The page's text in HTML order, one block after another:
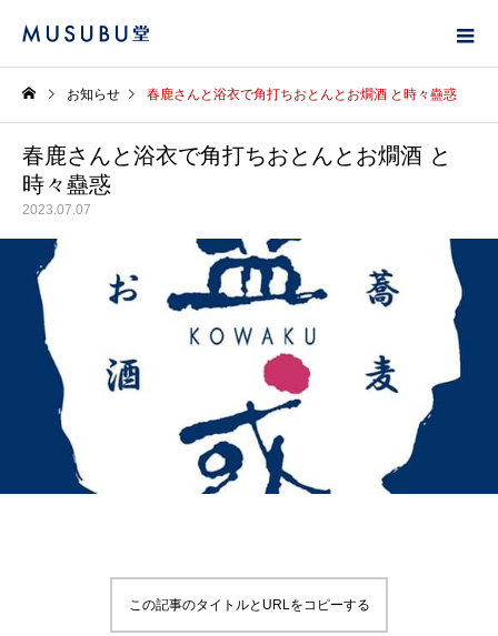
お知らせ 春鹿さんと浴衣で角打ちおとんとお燗酒 と時々蠱惑
春鹿さんと浴衣で角打ちおとんとお燗酒 と
時々蠱惑
2023.07.07
この記事のタイトルとURLをコピーする